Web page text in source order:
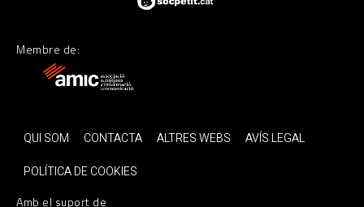
Membre de:
QUI SOM CONTACTA ALTRES WEBS
AVÍS LEGAL
POLÍTICA DE COOKIES
Amb el suport de